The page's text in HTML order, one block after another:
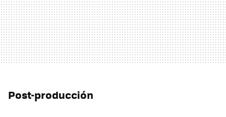
Post-producción